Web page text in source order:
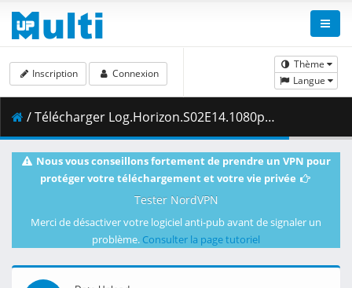
Thème
Langue
Inscription Connexion
/ Télécharger Log.Horizon.S02E14.1080p.Blu-Ray.10-Bit.Dual-Audio.DTS-HD.x265-iAHD.mkv.003 ( 496.35 MB )
Nous vous conseillons fortement de prendre un VPN pour
protéger votre téléchargement et votre vie privée
Tester NordVPN
Merci de désactiver votre logiciel anti-pub avant de signaler un
problème. Consulter la page tutoriel